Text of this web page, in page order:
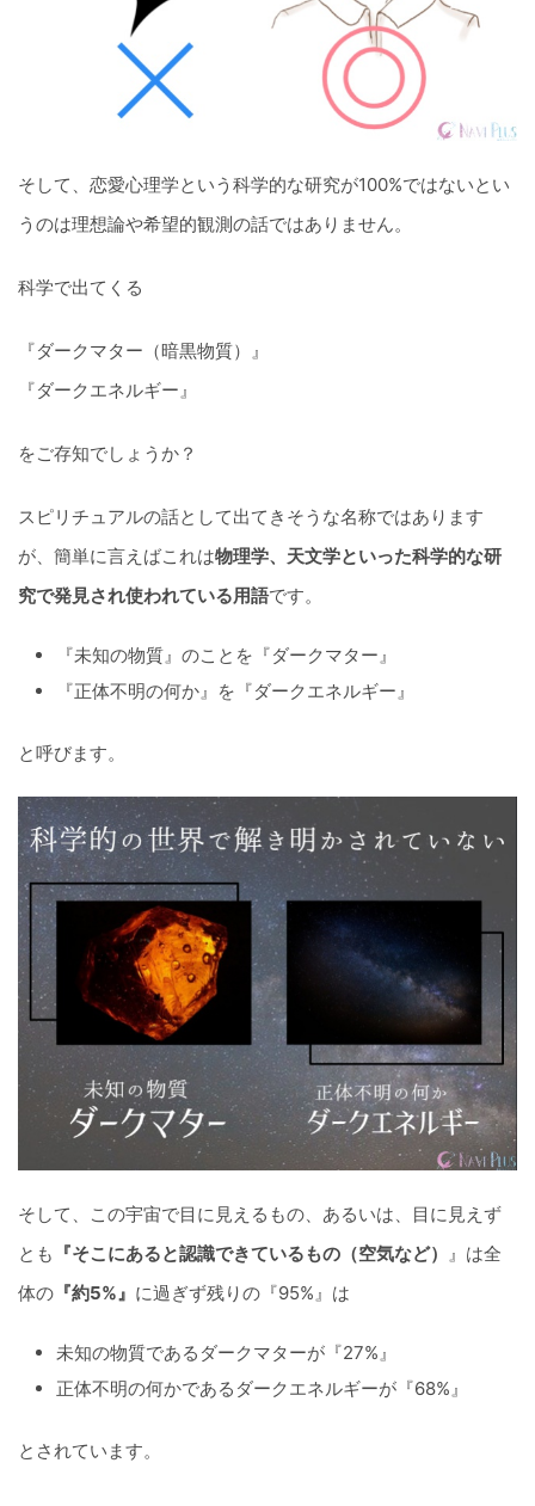
そして、恋愛心理学という科学的な研究が100%ではないとい
うのは理想論や希望的観測の話ではありません。
科学で出てくる
『ダークマター（暗黒物質）』
『ダークエネルギー』
をご存知でしょうか？
スピリチュアルの話として出てきそうな名称ではあります
が、簡単に言えばこれは物理学、天文学といった科学的な研
究で発見され使われている用語です。
『未知の物質』のことを『ダークマター』
『正体不明の何か』を『ダークエネルギー』
と呼びます。
そして、この宇宙で目に見えるもの、あるいは、目に見えず
とも 『そこにあると認識できているもの（空気など）
』は全
体の 『約5%』 に過ぎず残りの『95%』は
未知の物質であるダークマターが『27%』
正体不明の何かであるダークエネルギーが『68%』
とされています。